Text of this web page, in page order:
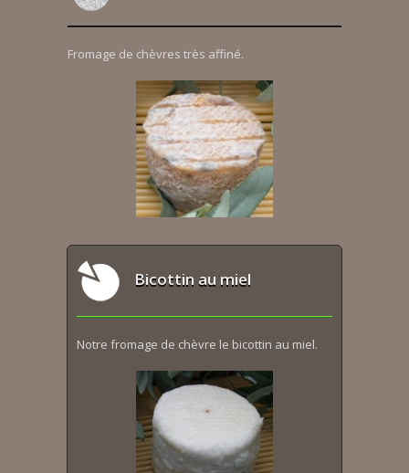
Fromage de chèvres très affiné.
Bicottin au miel
Notre fromage de chèvre le bicottin au miel.